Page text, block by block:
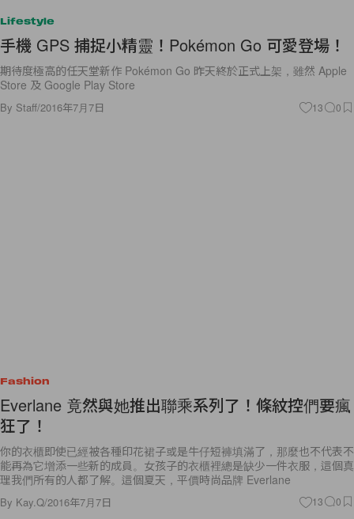
Lifestyle
手機 GPS 捕捉小精靈！Pokémon Go 可愛登場！
期待度極高的任天堂新作 Pokémon Go 昨天終於正式上架，雖然 Apple
Store 及 Google Play Store
By Staff/2016年7月7日 13 0
Fashion
Everlane 竟然與她推出聯乘系列了！條紋控們要瘋
狂了！
你的衣櫃即使已經被各種印花裙子或是牛仔短褲填滿了，那麼也不代表不
能再為它增添一些新的成員。女孩子的衣櫃裡總是缺少一件衣服，這個真
理我們所有的人都了解。這個夏天，平價時尚品牌 Everlane
By Kay.Q/2016年7月7日 13 0